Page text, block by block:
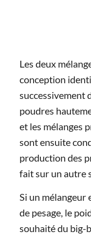
Les deux
conception
successivement
poudres
et les mélanges
sont ensuite
production des
fait sur un autre
Si un mélangeur
de pesage, le
souhaité du big-